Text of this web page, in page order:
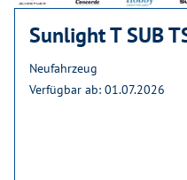
Sunlight T SUB
Neufahrzeug
Verfügbar ab: 01.07.2026